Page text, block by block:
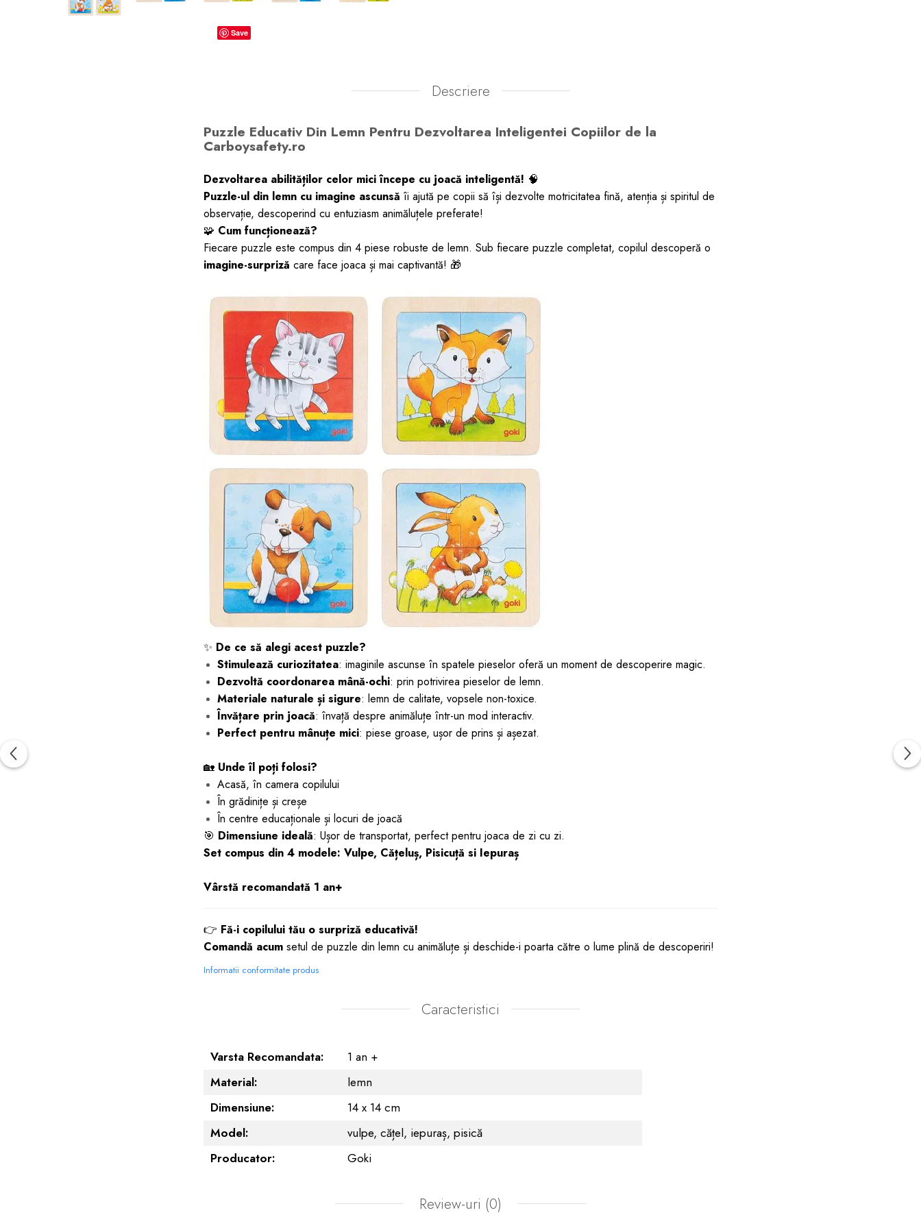
dopuri de urechi
Save
Descriere
Puzzle Educativ Din Lemn Pentru Dezvoltarea Inteligentei Copiilor de la
Carboysafety.ro
Dezvoltarea abilităților celor mici începe cu joacă inteligentă! 🧠
Puzzle-ul din lemn cu imagine ascunsă îi ajută pe copii să își dezvolte motricitatea fină, atenția și spiritul de
observație, descoperind cu entuziasm animăluțele preferate!
🧩 Cum funcționează?
Fiecare puzzle este compus din 4 piese robuste de lemn. Sub fiecare puzzle completat, copilul descoperă o
imagine-surpriză care face joaca și mai captivantă! 🎁
✨ De ce să alegi acest puzzle?
Stimulează curiozitatea: imaginile ascunse în spatele pieselor oferă un moment de descoperire magic.
Dezvoltă coordonarea mână-ochi: prin potrivirea pieselor de lemn.
Materiale naturale și sigure: lemn de calitate, vopsele non-toxice.
Învățare prin joacă: învață despre animăluțe într-un mod interactiv.
Perfect pentru mânuțe mici: piese groase, ușor de prins și așezat.
🏡 Unde îl poți folosi?
Acasă, în camera copilului
În grădinițe și creșe
În centre educaționale și locuri de joacă
🎯 Dimensiune ideală: Ușor de transportat, perfect pentru joaca de zi cu zi.
Set compus din 4 modele: Vulpe, Cățeluș, Pisicuță si Iepuraș
Vârstă recomandată 1 an+
👉 Fă-i copilului tău o surpriză educativă!
Comandă acum setul de puzzle din lemn cu animăluțe și deschide-i poarta către o lume plină de descoperiri!
Informatii conformitate produs
Caracteristici
Varsta Recomandata:
1 an +
Material:
lemn
Dimensiune:
14 x 14 cm
Model:
vulpe, cățel, iepuraș, pisică
Producator:
Goki
Review-uri (0)